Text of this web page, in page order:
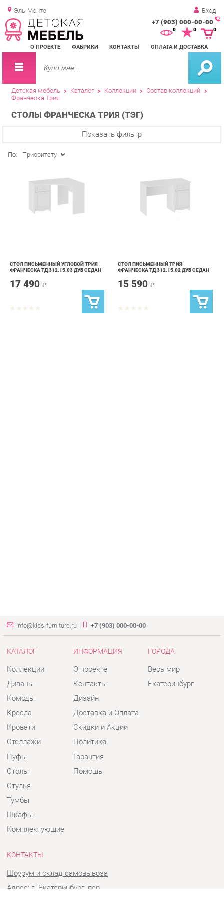
Эль-Монте Вход
+7 (903) 000-00-00
О ПРОЕКТЕ ФАБРИКИ КОНТАКТЫ ОПЛАТА И ДОСТАВКА
0 0
Детская мебель Каталог Коллекции Состав коллекций
Франческа Трия
СТОЛЫ ФРАНЧЕСКА ТРИЯ (ТЭГ)
17 490 ₽ 15 590₽
КАТАЛОГ
Диваны
Комоды
Кресла
Кровати
Стеллажи
Пуфы
Столы
Стулья
Тумбы
Шкафы
Комплектующие
ИНФОРМАЦИЯ
Контакты
Дизайн
Доставка и Оплата
Скидки и Акции
Политика
Гарантия
Помощь
ГОРОДА
Екатеринбург
КОНТАКТЫ
Адрес: г. Екатеринбург, пер.
Телефон: +7 (903) 000-00-00